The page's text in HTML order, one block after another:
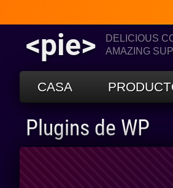
<pie>
DELICIOUS
AMAZING
CASA
Plugins de WP